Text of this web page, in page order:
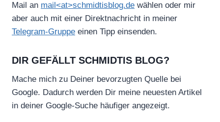
Mail an mail<at>schmidtisblog.de wählen oder mir
aber auch mit einer Direktnachricht in meiner
Telegram-Gruppe einen Tipp einsenden.
DIR GEFÄLLT SCHMIDTIS BLOG?
Mache mich zu Deiner bevorzugten Quelle bei
Google. Dadurch werden Dir meine neuesten Artikel
in deiner Google-Suche häufiger angezeigt.